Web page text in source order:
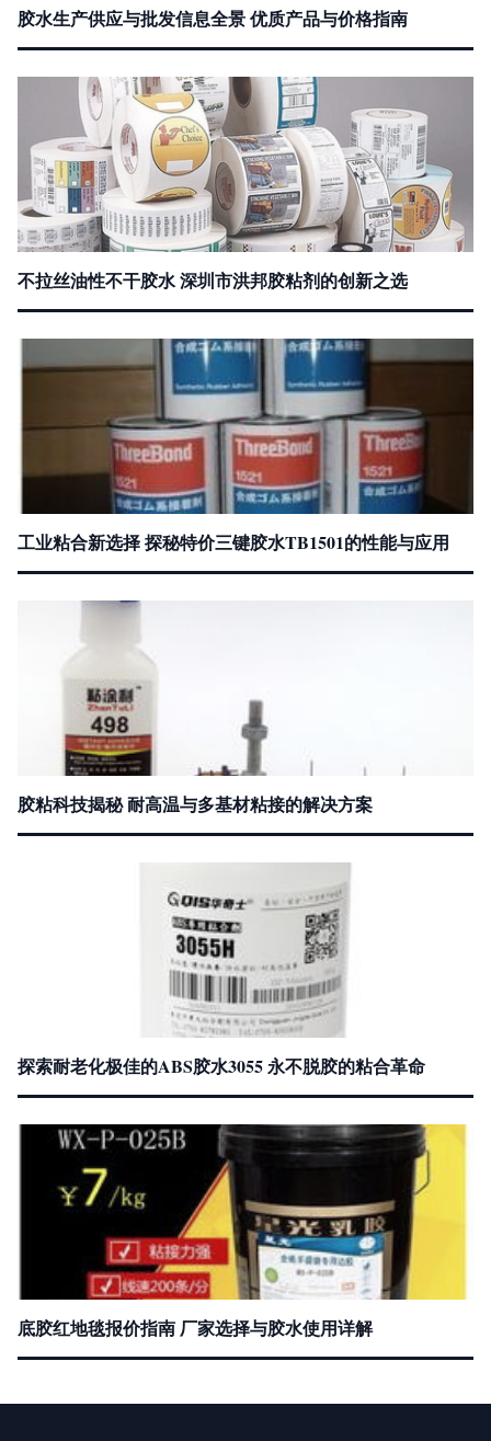
胶水生产供应与批发信息全景 优质产品与价格指南
不拉丝油性不干胶水 深圳市洪邦胶粘剂的创新之选
工业粘合新选择 探秘特价三键胶水TB1501的性能与应用
胶粘科技揭秘 耐高温与多基材粘接的解决方案
探索耐老化极佳的ABS胶水3055 永不脱胶的粘合革命
底胶红地毯报价指南 厂家选择与胶水使用详解